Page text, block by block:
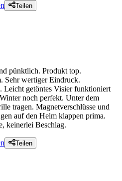
Teilen
pünktlich. Produkt top.
Sehr wertiger Eindruck.
Leicht getöntes Visier funktioniert
noch perfekt. Unter dem
tragen. Magnetverschlüsse und
auf den Helm klappen prima.
keinerlei Beschlag.
Teilen